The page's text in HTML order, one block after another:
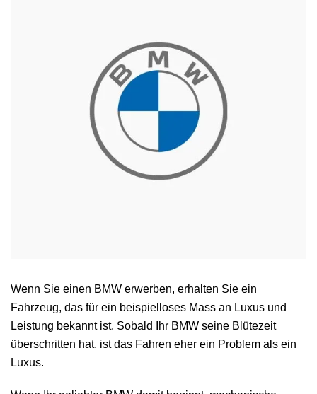
Wenn Sie einen BMW erwerben, erhalten Sie ein
Fahrzeug, das für ein beispielloses Mass an Luxus und
Leistung bekannt ist. Sobald Ihr BMW seine Blütezeit
überschritten hat, ist das Fahren eher ein Problem als ein
Luxus.